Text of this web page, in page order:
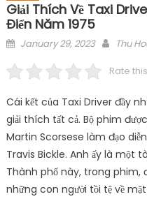
Giải Thích Về Taxi
Điển Năm 1975
Posted
January 29, 2023 Author
Thu
Rate
Cái kết của Taxi Driver đầy
giải thích tất cả. Bộ phim
Martin Scorsese làm đạo
Travis Bickle. Anh ấy là một
Thành phố này, trong phim,
những con người tồi tệ về